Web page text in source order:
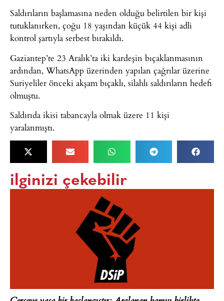
Saldırıların başlamasına neden olduğu belirtilen bir kişi
tutuklanırken, çoğu 18 yaşından küçük 44 kişi adli
kontrol şartıyla serbest bırakıldı.
Gaziantep’te 23 Aralık’ta iki kardeşin bıçaklanmasının
ardından, WhatsApp üzerinden yapılan çağrılar üzerine
Suriyeliler önceki akşam bıçaklı, silahlı saldırıların hedefi
olmuştu.
Saldırıda ikisi tabancayla olmak üzere 11 kişi
yaralanmıştı.
ilginizi çekebilir